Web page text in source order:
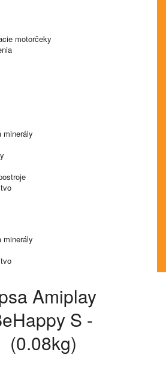
motorčeky
minerály
minerály
Amiplay
S -
(0.08kg)